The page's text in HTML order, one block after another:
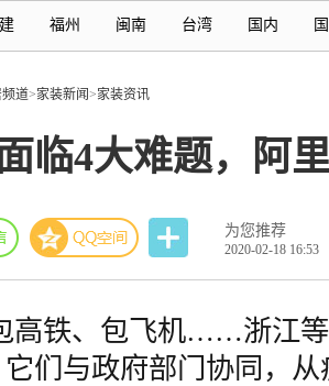
福州 闽南 台湾 国内
频道>家装新闻>家装资讯
临4大难题，阿
为您推荐
2020-02-18 16:53
高铁、包飞机……浙江
它们与政府部门协同，